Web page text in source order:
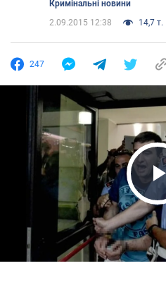
Кримінальні новини
2.09.2015 12:38
14,7 т.
247